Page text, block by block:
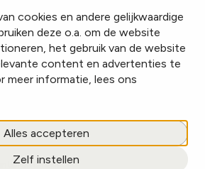
cookies en andere gelijkwaardige
deze o.a. om de website
het gebruik van de website
content en advertenties te
meer informatie, lees ons
Alles accepteren
Zelf instellen